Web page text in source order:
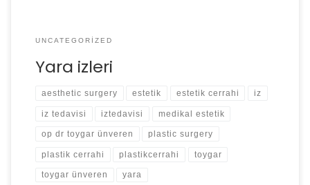
UNCATEGORIZED
Yara izleri
aesthetic surgery estetik estetik cerrahi iz
iz tedavisi iztedavisi medikal estetik
op dr toygar ünveren plastic surgery
plastik cerrahi plastikcerrahi toygar
toygar ünveren yara